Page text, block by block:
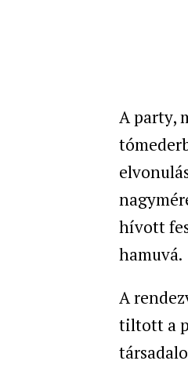
A party,
hívott
hamuvá.
A
tiltott a